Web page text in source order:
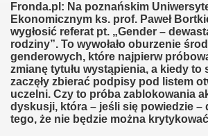
Fronda.pl: Na poznańskim
Ekonomicznym ks. prof. Paweł
wygłosić referat pt. „Gender –
rodziny”. To wywołało oburzenie
genderowych, które najpierw
zmianę tytułu wystąpienia, a kiedy to
zaczęły zbierać podpisy pod listem
uczelni. Czy to próba zablokowania
dyskusji, która – jeśli się powiedzie –
tego, że nie będzie można